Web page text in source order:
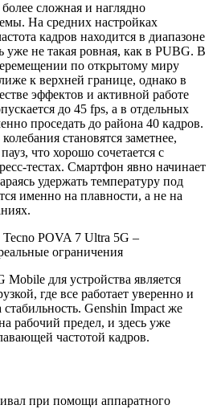
сложная и наглядно
На средних настройках
кадров находится в диапазоне
уже не такая ровная, как в PUBG. В
по открытому миру
к верхней границе, однако в
эффектов и активной работе
до 45 fps, а в отдельных
проседать до района 40 кадров.
становятся заметнее,
что хорошо сочетается с
тестах. Смартфон явно начинает
удержать температуру под
именно на плавности, а не на
для устройства является
где все работает уверенно и
Genshin Impact же
рабочий предел, и здесь уже
частотой кадров.
при помощи аппаратного